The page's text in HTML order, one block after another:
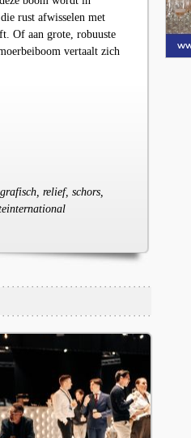
rust afwisselen met
Of aan grote, robuuste
vertaalt zich
relief, schors,